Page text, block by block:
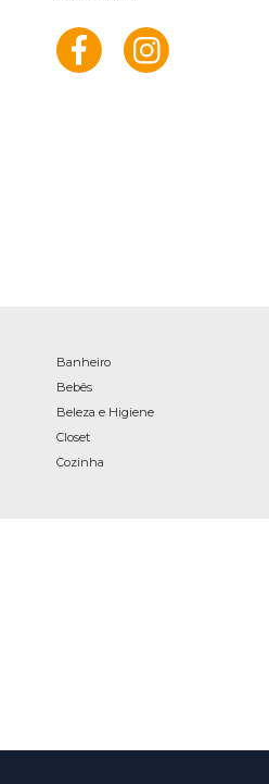
Banheiro
Bebês
Beleza e Higiene
Closet
Cozinha